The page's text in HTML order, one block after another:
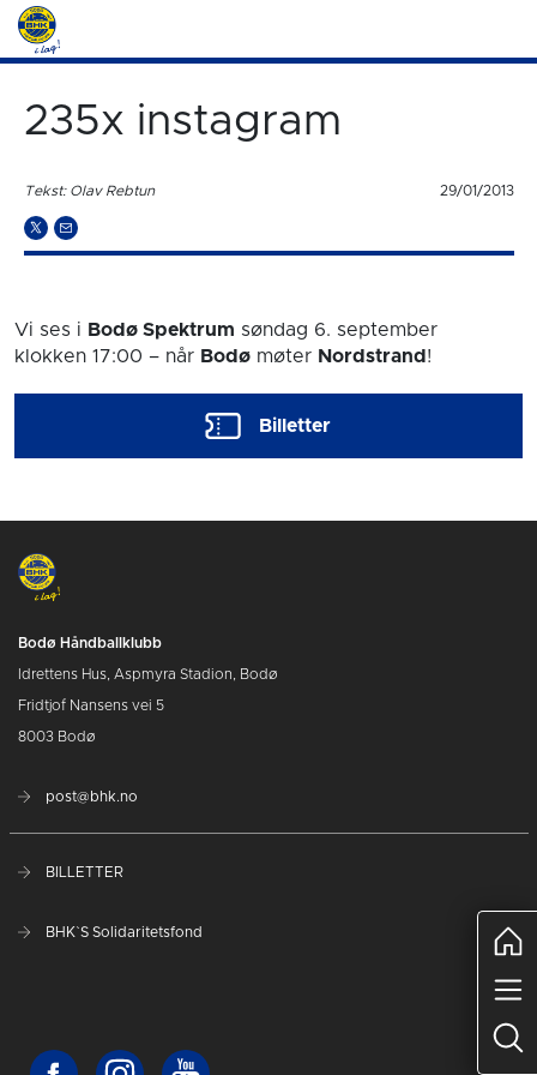
235x instagram
Tekst: Olav Rebtun 29/01/2013
Vi ses i Bodø Spektrum søndag 6. september
klokken 17:00 – når Bodø møter Nordstrand !
Billetter
Bodø Håndballklubb
Idrettens Hus, Aspmyra Stadion, Bodø
Fridtjof Nansens vei 5
8003 Bodø
post@bhk.no
BILLETTER
BHK`S Solidaritetsfond